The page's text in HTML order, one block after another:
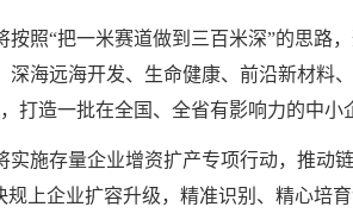
按照“把一米赛道做到三百米深”的思
深海远海开发、生命健康、前沿新材料
打造一批在全国、全省有影响力的中小
实施存量企业增资扩产专项行动，推动
上企业扩容升级，精准识别、精心培